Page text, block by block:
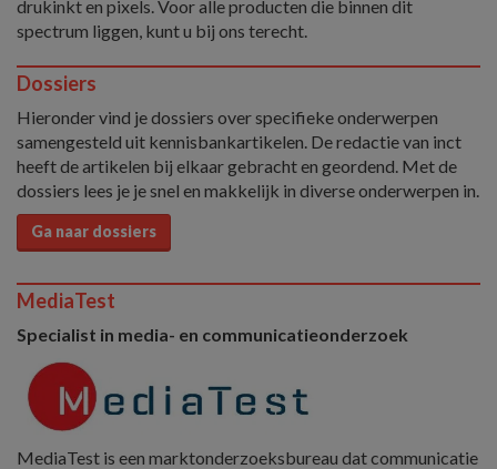
drukinkt en pixels. Voor alle producten die binnen dit
spectrum liggen, kunt u bij ons terecht.
Dossiers
Hieronder vind je dossiers over specifieke onderwerpen
samengesteld uit kennisbankartikelen. De redactie van inct
heeft de artikelen bij elkaar gebracht en geordend. Met de
dossiers lees je je snel en makkelijk in diverse onderwerpen in.
Ga naar dossiers
MediaTest
Specialist in media- en communicatieonderzoek
MediaTest is een marktonderzoeksbureau dat communicatie